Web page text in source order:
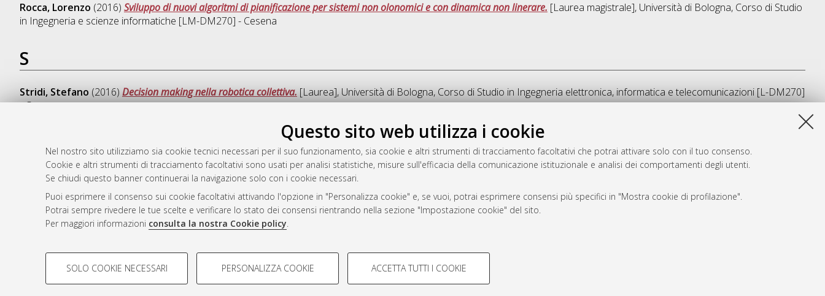
Questo sito web utilizza i cookie
Nel nostro sito utilizziamo sia cookie tecnici necessari per il suo funzionamento, sia cookie e altri strumenti di tracciamento facoltativi che potrai attivare solo con il tuo consenso.
Cookie e altri strumenti di tracciamento facoltativi sono usati per analisi statistiche, misure sull'efficacia della comunicazione istituzionale e analisi dei comportamenti degli utenti.
Se chiudi questo banner continuerai la navigazione solo con i cookie necessari.
Puoi esprimere il consenso sui cookie facoltativi attivando l'opzione in "Personalizza cookie" e, se vuoi, potrai esprimere consensi più specifici in "Mostra cookie di profilazione".
Potrai sempre rivedere le tue scelte e verificare lo stato dei consensi rientrando nella sezione "Impostazione cookie" del sito.
Per maggiori informazioni consulta la nostra Cookie policy.
COOKIE DI PROFILAZIONE - FACOLTATIVI COOKIE TECNICI - NECESSARI
SOLO COOKIE NECESSARI PERSONALIZZA COOKIE ACCETTA TUTTI I COOKIE
Rocca, Lorenzo (2016) Sviluppo di nuovi algoritmi di pianificazione per sistemi non olonomici e con dinamica non linerare. [Laurea magistrale], Università di Bologna, Corso di Studio
in Ingegneria e scienze informatiche [LM-DM270] - Cesena
S
Stridi, Stefano (2016) Decision making nella robotica collettiva. [Laurea], Università di Bologna, Corso di Studio in Ingegneria elettronica, informatica e telecomunicazioni [L-DM270]
- Cesena
Questa lista e' stata generata il
Rss 1.0
Rss 2.0
AMS Laurea
Servizio implementato e gestito da
Impostazioni Cookie
Informativa sulla privacy
Condizioni d’uso del sito
© ALMA MATER STUDIORUM - Università di Bologna, 2007-2026.